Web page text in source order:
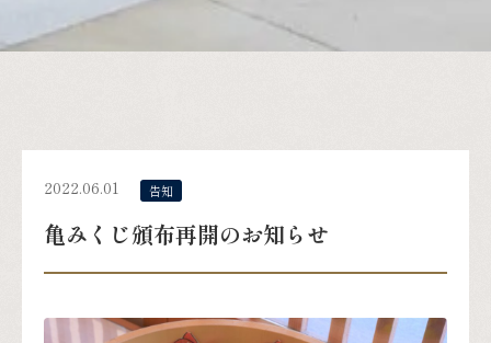
2022.06.01 告知
亀みくじ頒布再開のお知らせ